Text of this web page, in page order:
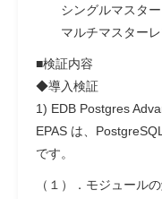
シングルマスター
マルチマスターレ
■検証内容
◆導入検証
1) EDB Postgres
EPAS は、
です。
（１）．モジュール